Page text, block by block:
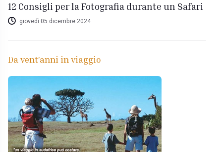
12 Consigli per la Fotografia durante un Safari
giovedì 05 dicembre 2024
Da vent'anni in viaggio